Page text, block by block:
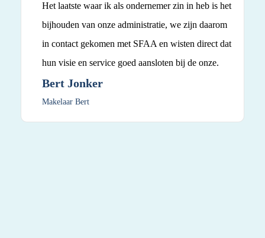
Het laatste waar ik als ondernemer zin in heb is het
bijhouden van onze administratie, we zijn daarom
in contact gekomen met SFAA en wisten direct dat
hun visie en service goed aansloten bij de onze.
Bert Jonker
Makelaar Bert